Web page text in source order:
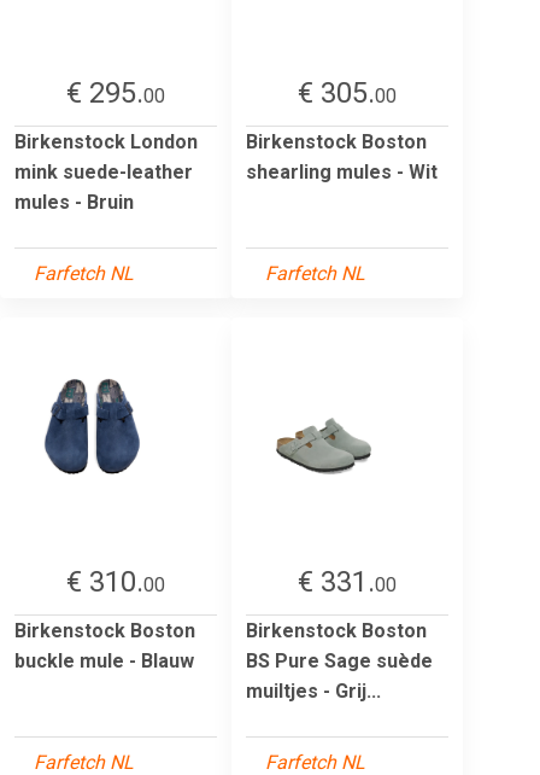
€ 295.00
Birkenstock London
mink suede-leather
mules - Bruin
Farfetch NL
€ 305.00
Birkenstock Boston
shearling mules - Wit
Farfetch NL
€ 310.00
Birkenstock Boston
buckle mule - Blauw
Farfetch NL
€ 331.00
Birkenstock Boston
BS Pure Sage suède
muiltjes - Grij...
Farfetch NL